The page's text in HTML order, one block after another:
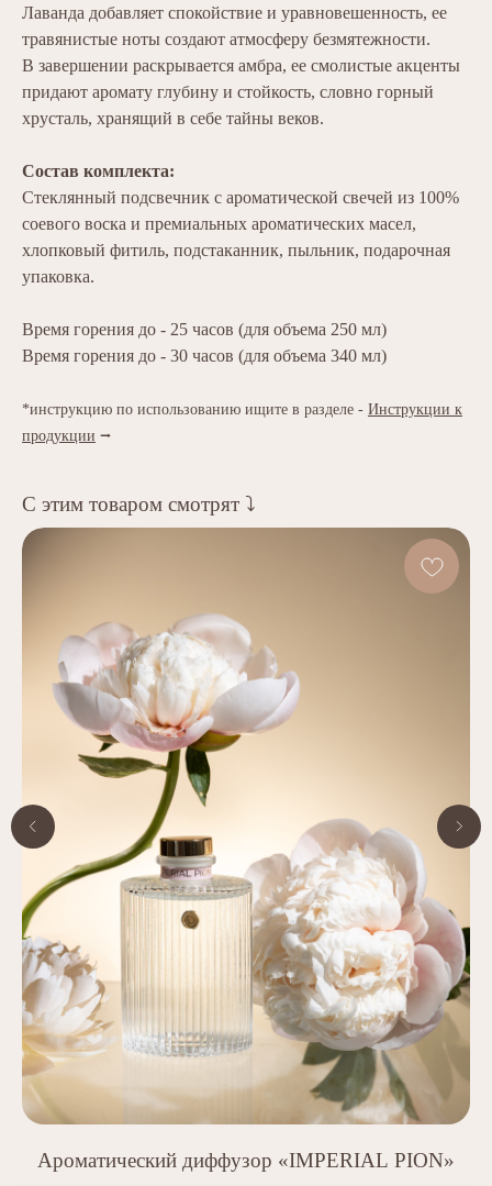
Лаванда добавляет спокойствие и уравновешенность, ее
травянистые ноты создают атмосферу безмятежности.
В завершении раскрывается амбра, ее смолистые акценты
придают аромату глубину и стойкость, словно горный
хрусталь, хранящий в себе тайны веков.
Состав комплекта:
Стеклянный подсвечник с ароматической свечей из 100%
соевого воска и премиальных ароматических масел,
хлопковый фитиль, подстаканник, пыльник, подарочная
упаковка.
Время горения до - 25 часов (для объема 250 мл)
Время горения до - 30 часов (для объема 340 мл)
*инструкцию по использованию ищите в разделе - Инструкции к
продукции ⭢
С этим товаром смотрят ⤵
Ароматический диффузор «IMPERIAL PION»